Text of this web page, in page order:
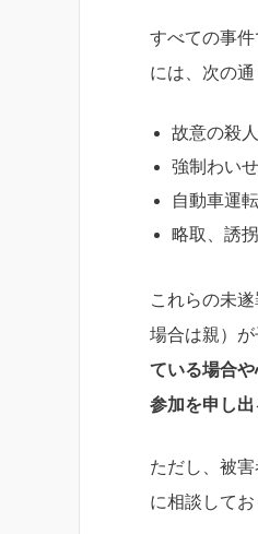
すべての事
には、次の通
故意の殺
強制わい
自動車運
略取、誘
これらの未
場合は親）
ている場合
参加を申し出
ただし、被
に相談してお